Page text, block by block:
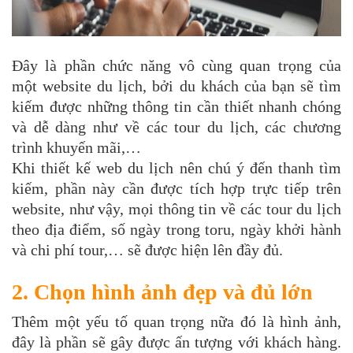
Đây là phần chức năng vô cùng quan trọng của
một website du lịch, bởi du khách của bạn sẽ tìm
kiếm được những thông tin cần thiết nhanh chóng
và dễ dàng như về các tour du lịch, các chương
trình khuyến mãi,…
Khi thiết kế web du lịch nên chú ý đến thanh tìm
kiếm, phần này cần được tích hợp trực tiếp trên
website, như vậy, mọi thông tin về các tour du lịch
theo địa điểm, số ngày trong toru, ngày khởi hành
và chi phí tour,… sẽ được hiện lên đầy đủ.
2. Chọn hình ảnh đẹp và đủ lớn
Thêm một yếu tố quan trọng nữa đó là hình ảnh,
đây là phần sẽ gây được ấn tượng với khách hàng.